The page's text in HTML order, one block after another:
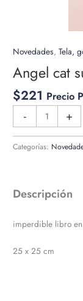
Novedades,Tela,
Angel cat
$221 Precio
-
cat
sugar
-
cantidad
+
Categorías:
Descripción
imperdible libro
25 x 25 cm